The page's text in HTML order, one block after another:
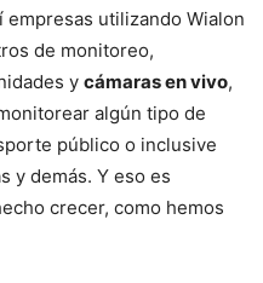
utilizando Wialon
de monitoreo,
y cámaras en vivo,
algún tipo de
público o inclusive
y demás. Y eso es
crecer, como hemos